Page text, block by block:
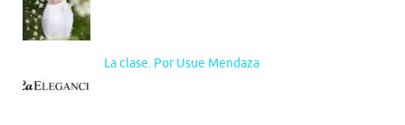
La clase. Por Usue Mendaza